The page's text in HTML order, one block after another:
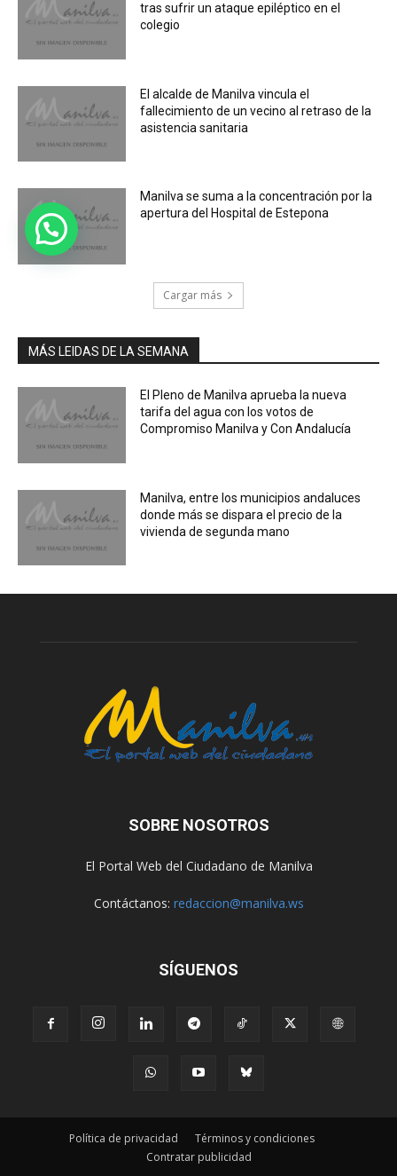
tras sufrir un ataque epiléptico en el
colegio
El alcalde de Manilva vincula el
fallecimiento de un vecino al retraso de la
asistencia sanitaria
Manilva se suma a la concentración por la
apertura del Hospital de Estepona
Cargar más
MÁS LEIDAS DE LA SEMANA
El Pleno de Manilva aprueba la nueva
tarifa del agua con los votos de
Compromiso Manilva y Con Andalucía
Manilva, entre los municipios andaluces
donde más se dispara el precio de la
vivienda de segunda mano
SOBRE NOSOTROS
El Portal Web del Ciudadano de Manilva
Contáctanos: redaccion@manilva.ws
SÍGUENOS
Política de privacidad
Términos y condiciones
Contratar publicidad